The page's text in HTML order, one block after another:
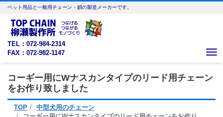
ペット用品と一般用チェーン・鎖の製造メーカーです。
TEL：072-984-2314
FAX：072-982-1147
コーギー用にWナスカンタイプのリード用チェーン
をお作り致しました
TOP
中型犬用のチェーン